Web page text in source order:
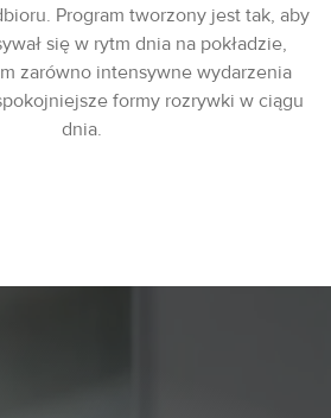
Program tworzony jest tak, aby
się w rytm dnia na pokładzie,
zarówno intensywne wydarzenia
formy rozrywki w ciągu
dnia.